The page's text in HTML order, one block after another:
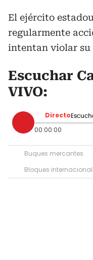
El ejército
regularmente
intentan violar su
Escuchar
VIVO:
Directo
00:00:00
Buques mercantes
Bloques